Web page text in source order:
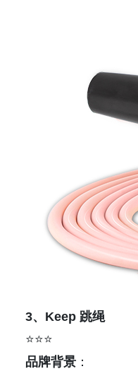
3、Keep 跳绳
⭐⭐⭐
品牌背景 ：